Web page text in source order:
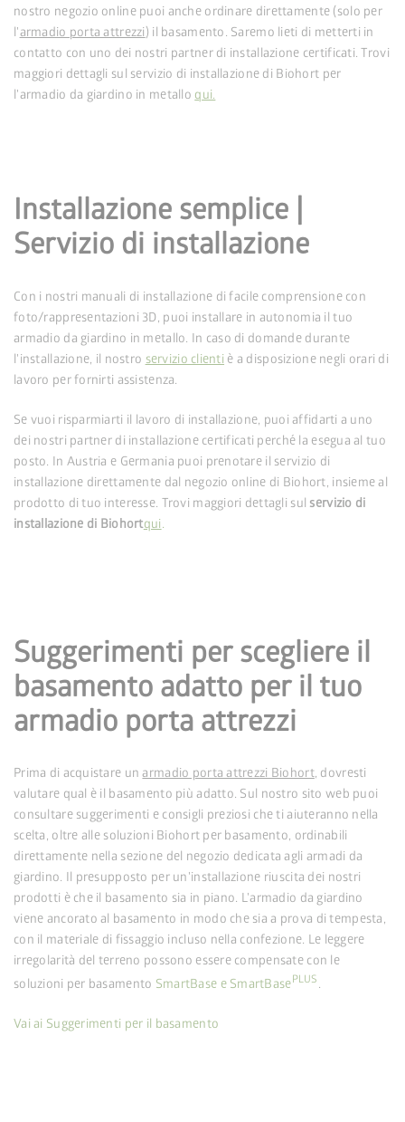
nostro negozio online puoi anche ordinare direttamente (solo per
l'armadio porta attrezzi) il basamento. Saremo lieti di metterti in
contatto con uno dei nostri partner di installazione certificati. Trovi
maggiori dettagli sul servizio di installazione di Biohort per
l'armadio da giardino in metallo qui.
Installazione semplice |
Servizio di installazione
Con i nostri manuali di installazione di facile comprensione con
foto/rappresentazioni 3D, puoi installare in autonomia il tuo
armadio da giardino in metallo. In caso di domande durante
l'installazione, il nostro servizio clienti è a disposizione negli orari di
lavoro per fornirti assistenza.
Se vuoi risparmiarti il lavoro di installazione, puoi affidarti a uno
dei nostri partner di installazione certificati perché la esegua al tuo
posto. In Austria e Germania puoi prenotare il servizio di
installazione direttamente dal negozio online di Biohort, insieme al
prodotto di tuo interesse. Trovi maggiori dettagli sul servizio di
installazione di Biohortqui.
Suggerimenti per scegliere il
basamento adatto per il tuo
armadio porta attrezzi
Prima di acquistare unarmadio porta attrezzi Biohort, dovresti
valutare qual è il basamento più adatto. Sul nostro sito web puoi
consultare suggerimenti e consigli preziosi che ti aiuteranno nella
scelta, oltre alle soluzioni Biohort per basamento, ordinabili
direttamente nella sezione del negozio dedicata agli armadi da
giardino. Il presupposto per un'installazione riuscita dei nostri
prodotti è che il basamento sia in piano. L'armadio da giardino
viene ancorato al basamento in modo che sia a prova di tempesta,
con il materiale di fissaggio incluso nella confezione. Le leggere
irregolarità del terreno possono essere compensate con le
soluzioni per basamento SmartBase e SmartBasePLUS .
Vai ai Suggerimenti per il basamento